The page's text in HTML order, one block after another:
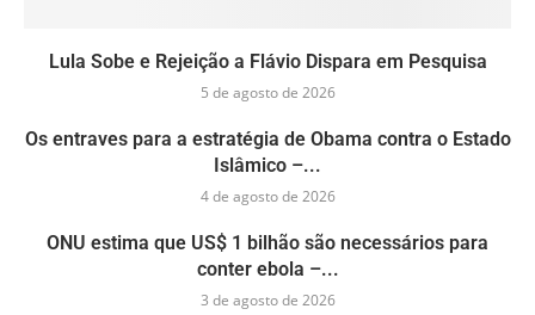
Lula Sobe e Rejeição a Flávio Dispara em Pesquisa
5 de agosto de 2026
Os entraves para a estratégia de Obama contra o Estado
Islâmico –...
4 de agosto de 2026
ONU estima que US$ 1 bilhão são necessários para
conter ebola –...
3 de agosto de 2026